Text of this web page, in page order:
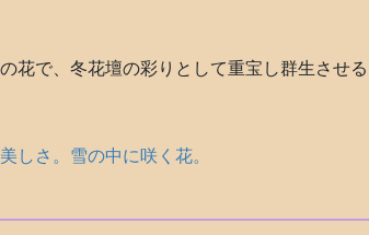
花で、冬花壇の彩りとして重宝し群生させる
しさ。雪の中に咲く花。